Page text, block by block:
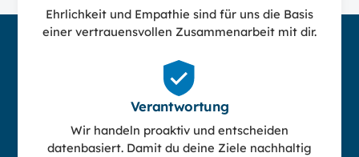
Ehrlichkeit und Empathie sind für uns die Basis
einer vertrauensvollen Zusammenarbeit mit dir.
Verantwortung
Wir handeln proaktiv und entscheiden
datenbasiert. Damit du deine Ziele nachhaltig